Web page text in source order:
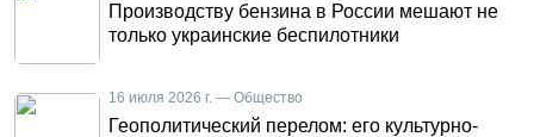
Производству бензина в России мешают не
только украинские беспилотники
16 июля 2026 г. — Общество
Геополитический перелом: его культурно-